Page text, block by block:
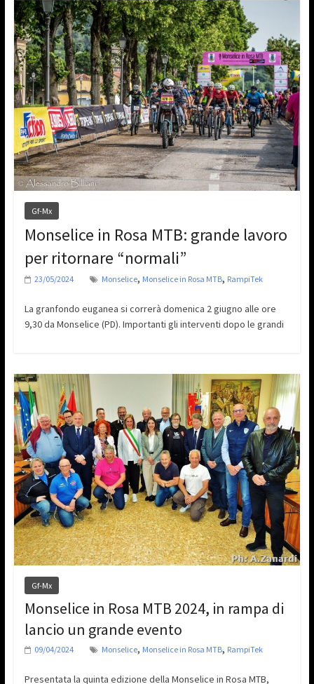
Gf-Mx
Monselice in Rosa MTB: grande lavoro
per ritornare “normali”
23/05/2024 Monselice, Monselice in Rosa MTB, RampiTek
La granfondo euganea si correrà domenica 2 giugno alle ore
9,30 da Monselice (PD). Importanti gli interventi dopo le grandi
Gf-Mx
Monselice in Rosa MTB 2024, in rampa di
lancio un grande evento
09/04/2024 Monselice, Monselice in Rosa MTB, RampiTek
Presentata la quinta edizione della Monselice in Rosa MTB,